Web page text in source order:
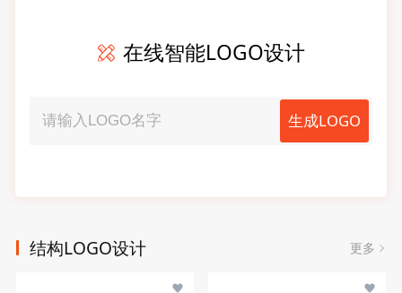
在线智能LOGO设计
生成LOGO
结构LOGO设计 更多